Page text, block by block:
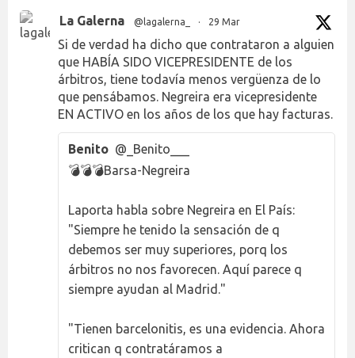
La Galerna @lagalerna_ · 29 Mar
Si de verdad ha dicho que contrataron a alguien
que HABÍA SIDO VICEPRESIDENTE de los
árbitros, tiene todavía menos vergüenza de lo
que pensábamos. Negreira era vicepresidente
EN ACTIVO en los años de los que hay facturas.
Benito @_Benito___
💣💣💣Barsa-Negreira
Laporta habla sobre Negreira en El País:
"Siempre he tenido la sensación de q
debemos ser muy superiores, porq los
árbitros no nos favorecen. Aquí parece q
siempre ayudan al Madrid."
"Tienen barcelonitis, es una evidencia. Ahora
critican q contratáramos a